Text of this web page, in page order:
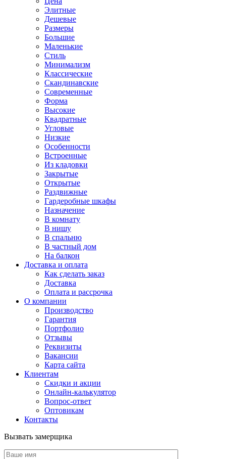
Элитные
Дешевые
Размеры
Большие
Маленькие
Стиль
Минимализм
Классические
Скандинавские
Современные
Форма
Высокие
Квадратные
Угловые
Низкие
Особенности
Встроенные
Из кладовки
Закрытые
Открытые
Раздвижные
Гардеробные шкафы
Назначение
В комнату
В нишу
В спальню
В частный дом
На балкон
Доставка и оплата
Как сделать заказ
Доставка
Оплата и рассрочка
О компании
Производство
Гарантия
Портфолио
Отзывы
Реквизиты
Вакансии
Карта сайта
Клиентам
Скидки и акции
Онлайн-калькулятор
Вопрос-ответ
Оптовикам
Контакты
Вызвать замерщика